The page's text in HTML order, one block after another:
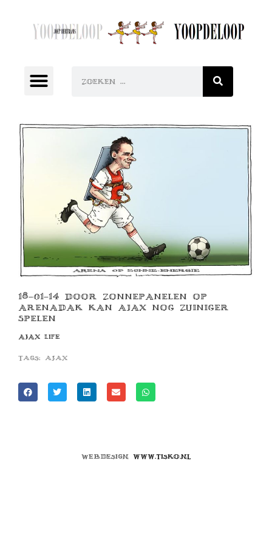
18-01-14 DOOR ZONNEPANELEN OP
ARENADAK KAN AJAX NOG ZUINIGER
SPELEN
AJAX LIFE
Tags: ajax
Webdesign www.tisko.nl